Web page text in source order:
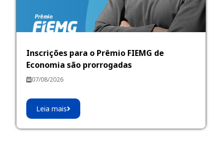
Inscrições para o Prêmio FIEMG de
Economia são prorrogadas
07/08/2026
Leia mais